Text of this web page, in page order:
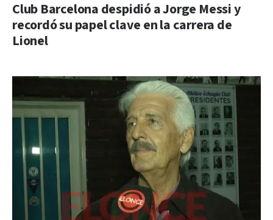
Club Barcelona despidió a Jorge Messi y
recordó su papel clave en la carrera de
Lionel